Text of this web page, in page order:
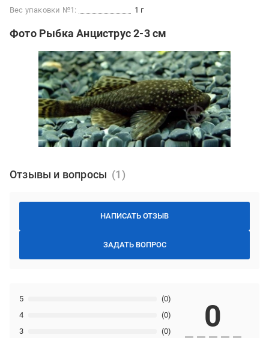
Вес упаковки №1:
1 г
Фото Рыбка Анциструс 2-3 см
Отзывы и вопросы
НАПИСАТЬ ОТЗЫВ
ЗАДАТЬ ВОПРОС
3 (0)
4 (0)
5 (0)
0